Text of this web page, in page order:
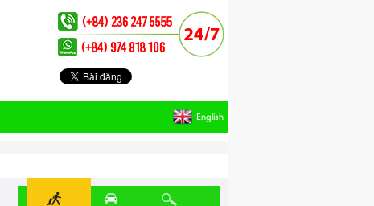
English